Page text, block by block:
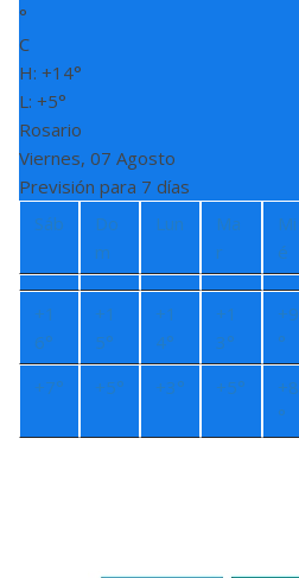
°
C
H: +14°
L: +5°
Rosario
Viernes, 07 Agosto
Previsión para 7 días
Sáb
Do
m
Lun
Ma
r
Mi
é
+1
6°
+1
5°
+1
4°
+1
3°
+9
°
+7° +5° +3° +5° +8
°